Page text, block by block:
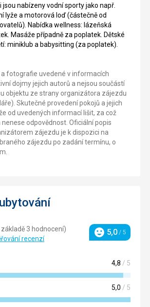
jsou nabízeny vodní sporty jako např.
lyže a motorová loď (částečně od
Nabídka wellness: lázeňská
Masáže případně za poplatek. Dětské
miniklub a babysitting (za poplatek).
a fotografie uvedené v informacích
dojmy jejich autorů a nejsou součástí
objektu ze strany organizátora zájezdu
Skutečné provedení pokojů a jejich
od uvedených informací lišit, za což
odpovědnost. Oficiální popis
zájezdu je k dispozici na
zájezdu po zadání termínu, o
3 hodnocení)
recenzí
Hodnocení
5,0 / 5
4,8 / 5
5,0 / 5